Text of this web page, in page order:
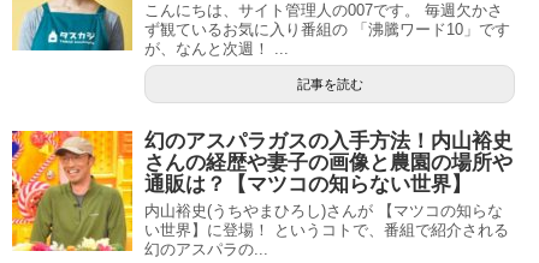
こんにちは、サイト管理人の007です。 毎週欠かさ
ず観ているお気に入り番組の 「沸騰ワード10」です
が、なんと次週！ ...
記事を読む
幻のアスパラガスの入手方法！内山裕史
さんの経歴や妻子の画像と農園の場所や
通販は？【マツコの知らない世界】
内山裕史(うちやまひろし)さんが 【マツコの知らな
い世界】に登場！ というコトで、番組で紹介される
幻のアスパラの...